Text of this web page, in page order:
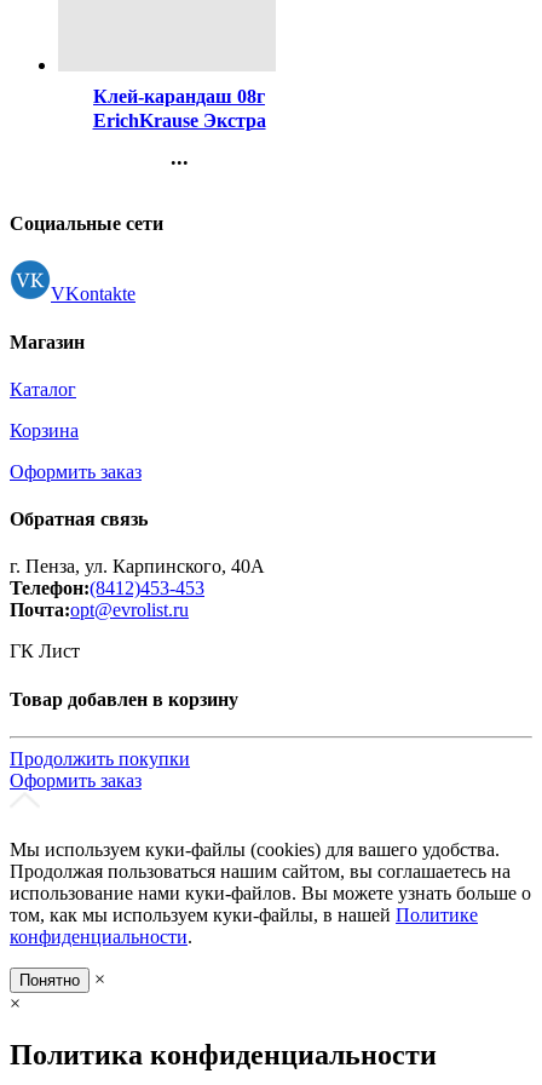
Клей-карандаш 08г
ErichKrause Экстра
...
Регистрация
Социальные сети
VKontakte
Магазин
Каталог
Корзина
Оформить заказ
Обратная связь
г. Пенза, ул. Карпинского, 40А
Телефон:(8412)453-453
Почта:opt@evrolist.ru
ГК Лист
Товар добавлен в корзину
Продолжить покупки
Оформить заказ
Мы используем куки-файлы (cookies) для вашего удобства.
Продолжая пользоваться нашим сайтом, вы соглашаетесь на
использование нами куки-файлов. Вы можете узнать больше о
том, как мы используем куки-файлы, в нашей Политике
конфиденциальности.
Понятно
×
×
Политика конфиденциальности